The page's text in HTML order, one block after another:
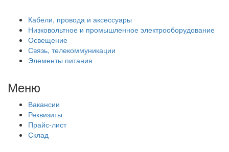
Кабели, провода и аксессуары
Низковольтное и промышленное электрооборудование
Освещение
Связь, телекоммуникации
Элементы питания
Меню
Вакансии
Реквизиты
Прайс-лист
Склад